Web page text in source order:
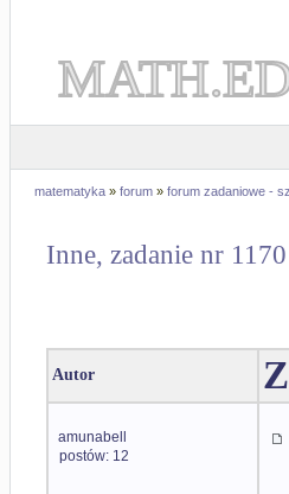
matematyka » forum » forum zadaniowe -
Inne, zadanie nr 1170
Autor
amunabell
postów: 12